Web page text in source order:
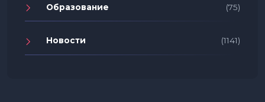
Образование (75)
Новости (1141)